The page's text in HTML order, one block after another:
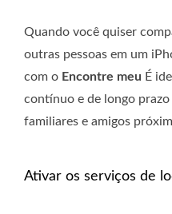
Quando você quiser
outras pessoas em um
com o Encontre meu É
contínuo e de longo
familiares e amigos
Ativar os serviços de